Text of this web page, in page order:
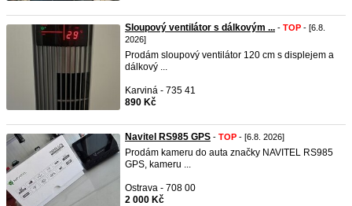
Sloupový ventilátor s dálkovým ... - TOP - [6.8.
2026]
Prodám sloupový ventilátor 120 cm s displejem a
dálkový ...
Karviná - 735 41
890 Kč
Navitel RS985 GPS - TOP - [6.8. 2026]
Prodám kameru do auta značky NAVITEL RS985
GPS, kameru ...
Ostrava - 708 00
2 000 Kč